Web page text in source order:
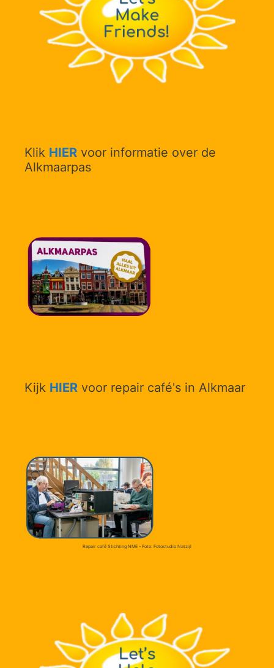
Klik HIER voor informatie over de
Alkmaarpas
Kijk HIER voor repair café's in Alkmaar
Repair café Stichting NME - Foto: Fotostudio Natzijl